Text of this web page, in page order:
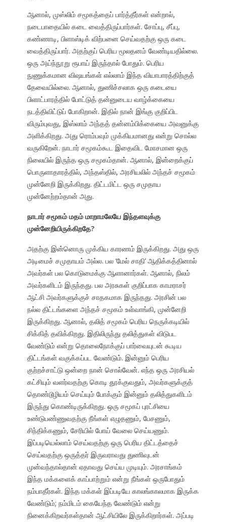
ஆனால், முஸ்லிம் சமூகத்தைப் பார்த்தீர்கள் என்றால்,
நடைபாதையில் கடை வைத்திருப்பார்கள். சோப்பு, சீப்பு,
கண்ணாடி, பிளாஸ்டிக் விற்பனை செய்வதற்கு ஒரு கடை
வைத்திருப்பார். அதற்குப் பெரிய மூலதனம் வேண்டியதில்லை.
ஒரு அய்ந்நூறு ரூபாய் இருந்தால் போதும். பெரிய
நுணுக்கமான விஷயங்கள் எல்லாம் இந்த வியாபாரத்திற்குத்
தேவையில்லை. ஆனால், துணிச்சலாக ஒரு கடையை
பிளாட்பாரத்தில் போட்டுத் தன்னுடைய வாழ்க்கையை
நடத்திவிட்டுப் போகிறான். இதில் நான் இங்கு குறிப்பிட
விரும்புவது, இஸ்லாம் அந்தத் தன்னம்பிக்கையை அவனுக்கு
அளிக்கிறது. அது ரொம்பவும் முக்கியமானது என்று சொல்ல
வருகிறேன். நாடார் சமூகம்கூட இதைவிட மோசமான ஒரு
நிலையில் இருந்த ஒரு சமூகம்தான். ஆனால், இன்றைக்குப்
பொருளாதாரத்தில், அந்தஸ்தில், அரசியலில் அந்தச் சமூகம்
முன்னேறி இருக்கிறது. திட்டமிட்ட ஒரு சமுதாய
முன்னேற்றம்தான் அது.
நாடார் சமூகம் மதம் மாறாமலேயே இந்தளவுக்கு
முன்னேறியிருக்கிறதே?
அதற்கு இன்னொரு முக்கிய காரணம் இருக்கிறது. அது ஒரு
அடிமைச் சமுதாயம் அல்ல. பல ‘மேல் சாதி’ ஆதிக்கத்தினால்
அவர்கள் பல கொடுமைக்கு ஆளானார்கள். ஆனால், நிலம்
அவர்களிடம் இருந்தது. பல அரசுகள் குறிப்பாக காமராசர்
ஆட்சி அவர்களுக்குச் சாதகமாக இருந்தது. அரசின் பல
நல்ல திட்டங்களை அந்தச் சமூகம் உள்வாங்கி, முன்னேறி
இருக்கிறது. ஆனால், தலித் சமூகம் பெரிய நெருக்கடியில்
சிக்கித் தவிக்கிறது. இதிலிருந்து தலித்துகள் விடுபட
வேண்டும் என்று தொலைநோக்குப் பார்வையுடன் கூடிய
திட்டங்கள் வகுக்கப்பட வேண்டும். இன்னும் பெரிய
குற்றச்சாட்டு ஒன்றை நான் சொல்வேன். எந்த ஒரு அரசியல்
கட்சியும் வளர்வதற்கு கொடி தூக்குவதும், அவர்களுக்குத்
தொண்டூழியம் செய்யும் போக்கும் இன்னும் தலித்துகளிடம்
இருந்து கொண்டிருக்கிறது. ஒரு சமூகப் புரட்சியை
உண்டுபண்ணுவதற்கு நீங்கள் எழுதணும், பேசணும்,
சிந்திக்கணும், சேரியில் போய் வேலை செய்யணும்.
இப்படியெல்லாம் செய்வதற்கு ஒரு பெரிய திட்டத்தைச்
செய்வதற்கு ஒருத்தர் இருவராவது துணிவுடன்
முன்வந்தால்தான் ஏதாவது செய்ய முடியும். அரசாங்கம்
இந்த மக்களைக் காப்பாற்றும் என்று நீங்கள் ஒருபோதும்
நம்பாதீர்கள். இந்த மக்கள் இப்படியே காலங்காலமாக இருக்க
வேண்டும்; நம்மிடம் கையேந்த வேண்டும் என்று
நினைக்கிறவர்கள்தான் ஆட்சியிலே இருக்கிறார்கள். அப்படி